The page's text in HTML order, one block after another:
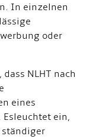
In einzelnen
oder
NLHT nach
eines
leuchtet ein,
ständiger